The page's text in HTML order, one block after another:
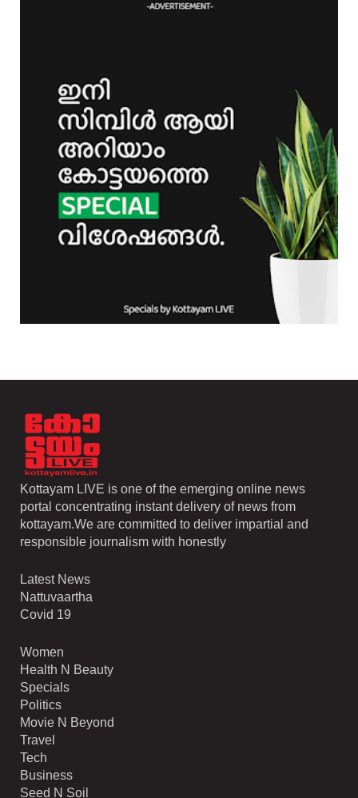
Kottayam LIVE is one of the emerging online news
portal concentrating instant delivery of news from
kottayam.We are committed to deliver impartial and
responsible journalism with honestly
Latest News
Nattuvaartha
Covid 19
Women
Health N Beauty
Specials
Politics
Movie N Beyond
Travel
Tech
Business
Seed N Soil